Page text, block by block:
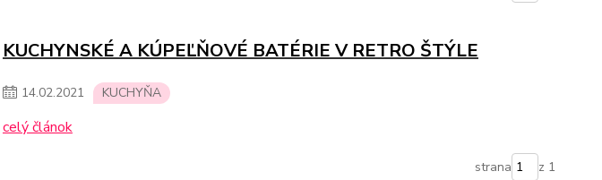
KUCHYNSKÉ A KÚPEĽŇOVÉ BATÉRIE V RETRO ŠTÝLE
14.02.2021 KUCHYŇA
celý článok
strana z 1